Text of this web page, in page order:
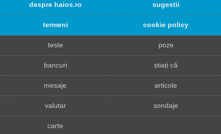
despre haios.ro sugestii
termeni cookie policy
teste poze
bancuri știați că
mesaje articole
valutar sondaje
carte